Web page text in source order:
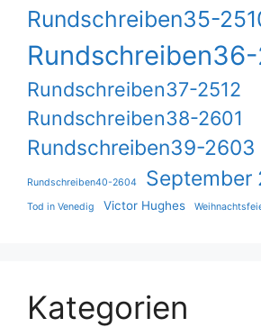
Rundschreiben35-
Rundschreiben36-
Rundschreiben37-2512
Rundschreiben38-2601
Rundschreiben39-2603
Rundschreiben40-2604 September
Tod in Venedig Victor Hughes
Kategorien